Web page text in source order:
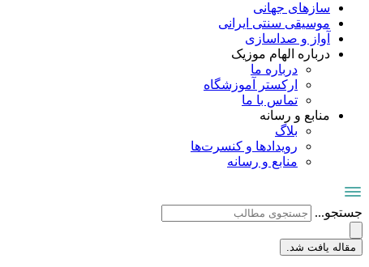
سازهای جهانی
موسیقی سنتی ایرانی
آواز و صداسازی
درباره الهام موزیک
درباره ما
ارکستر آموزشگاه
تماس با ما
منابع و رسانه
بلاگ
رویدادها و کنسرت‌ها
منابع و رسانه
جستجو...
مقاله یافت شد.